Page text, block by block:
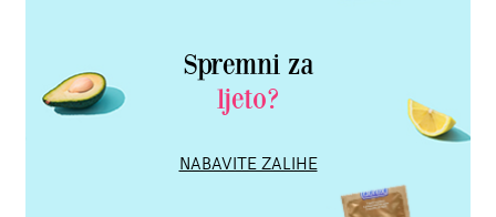
Spremni za
ljeto?
NABAVITE ZALIHE